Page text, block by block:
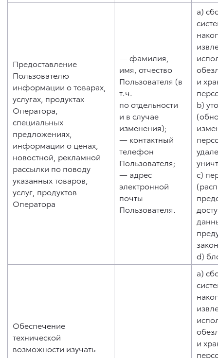
Предоставление
Пользователю
информации о товарах,
услугах, продуктах
Оператора,
специальных
предложениях,
информации о ценах,
новостной, рекламной
рассылки по поводу
указанных товаров,
услуг, продуктов
Оператора
— фамилия,
имя, отчество
Пользователя (в
т.ч.
по отдельности
и в случае
изменения);
— контактный
телефон
Пользователя;
— адрес
электронной
почты
Пользователя.
a)
и
b)
c)
d)
Обеспечение
технической
возможности изучать
a)
и